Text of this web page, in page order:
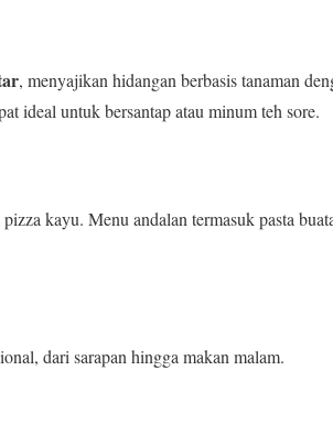
, menyajikan hidangan berbasis tanaman
ideal untuk bersantap atau minum teh sore.
kayu. Menu andalan termasuk pasta
dari sarapan hingga makan malam.